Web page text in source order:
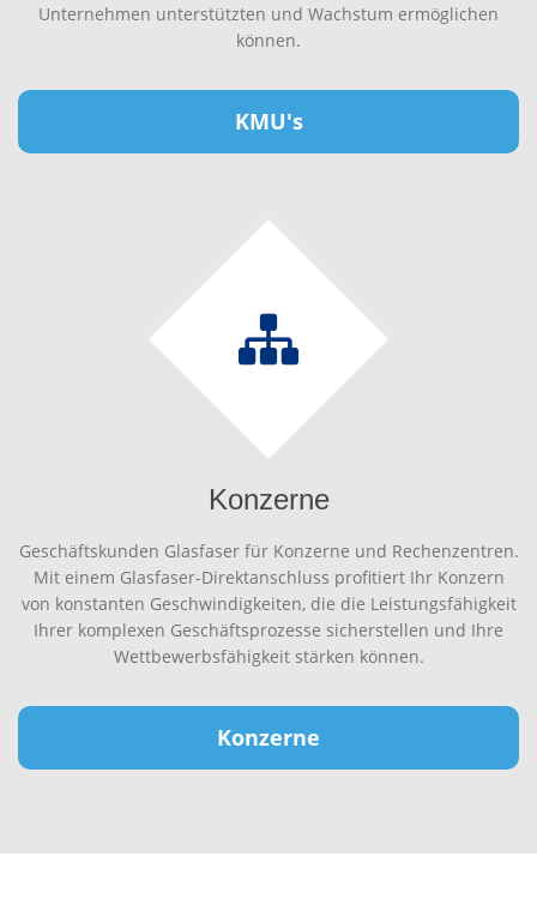
Unternehmen unterstützten und Wachstum ermöglichen
können.
KMU's
Konzerne
Geschäftskunden Glasfaser für Konzerne und Rechenzentren.
Mit einem Glasfaser-Direktanschluss profitiert Ihr Konzern
von konstanten Geschwindigkeiten, die die Leistungsfähigkeit
Ihrer komplexen Geschäftsprozesse sicherstellen und Ihre
Wettbewerbsfähigkeit stärken können.
Konzerne